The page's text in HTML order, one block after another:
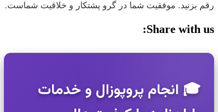
رقم بزنید. موفقیت شما در گرو پشتکار و خلاقیت شماست.
Share with us:
🎓 انجام پروپوزال و خدمات